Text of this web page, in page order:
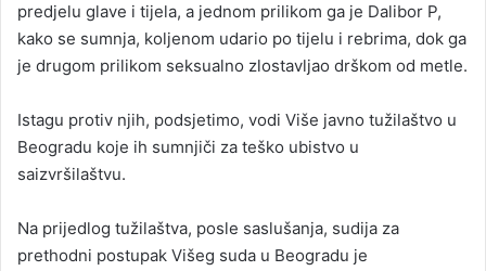
predjelu glave i tijela, a jednom prilikom ga je Dalibor P,
kako se sumnja, koljenom udario po tijelu i rebrima, dok ga
je drugom prilikom seksualno zlostavljao drškom od metle.
Istagu protiv njih, podsjetimo, vodi Više javno tužilaštvo u
Beogradu koje ih sumnjiči za teško ubistvo u
saizvršilaštvu.
Na prijedlog tužilaštva, posle saslušanja, sudija za
prethodni postupak Višeg suda u Beogradu je